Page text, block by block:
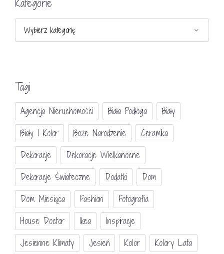
Kategorie
Tagi
Agencja Nieruchomości Biała Podłoga
Biały
Biały I Kolor
Boże Narodzenie
Ceramika
Dekoracje
Dekoracje Wielkanocne
Dekoracje Świateczne
Dodatki
Dom
Dom Miesiąca
Fashion
Fotografia
House Doctor
Ikea
Inspiracje
Jesienne Klimaty
Jesień Kolor
Kolory Lata